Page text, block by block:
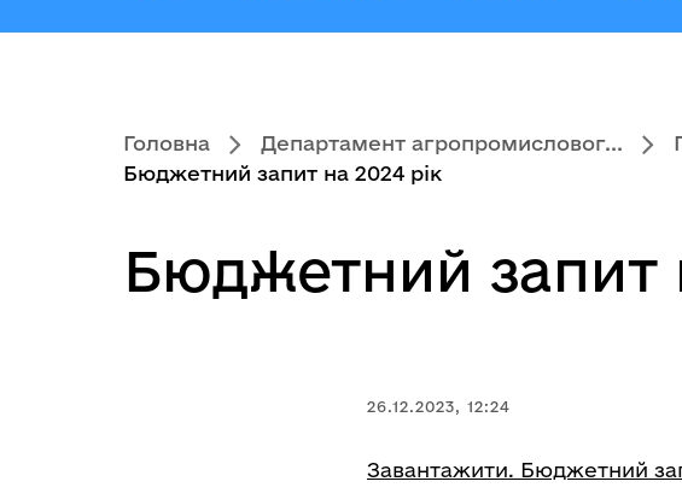
Головна Департамент агропромисловог...
Бюджетний запит на 2024 рік
Бюджетний запит
26.12.2023, 12:24
Завантажити. Бюджетний